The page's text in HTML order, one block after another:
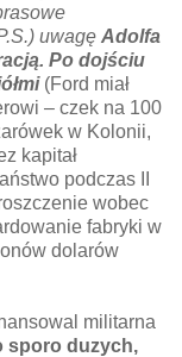
uwagę Adolfa
Po dojściu
(Ford miał
– czek na 100
w Kolonii,
kapitał
podczas II
wobec
fabryki w
dolarów
militarna
sporo duzych,